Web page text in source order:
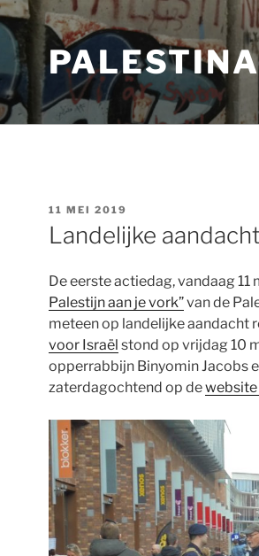
GEPLAATST
OP
11 MEI 2019
Landelijke
De eerste actiedag, vandaag 11
Palestijn aan je vork”van de
meteen op landelijke aandacht
voor Israël stond op vrijdag 10
opperrabbijn Binyomin Jacobs
zaterdagochtend op dewebsite